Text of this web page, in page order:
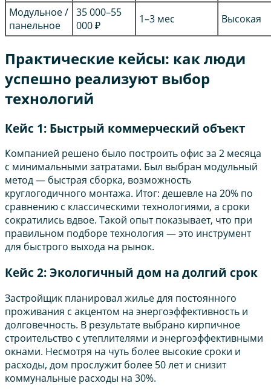
Модульное /
панельное
35 000–55
000 ₽
1–3 мес Высокая
Практические кейсы: как люди
успешно реализуют выбор
технологий
Кейс 1: Быстрый коммерческий объект
Компанией решено было построить офис за 2 месяца
с минимальными затратами. Был выбран модульный
метод — быстрая сборка, возможность
круглогодичного монтажа. Итог: дешевле на 20% по
сравнению с классическими технологиями, а сроки
сократились вдвое. Такой опыт показывает, что при
правильном подборе технология — это инструмент
для быстрого выхода на рынок.
Кейс 2: Экологичный дом на долгий срок
Застройщик планировал жилье для постоянного
проживания с акцентом на энергоэффективность и
долговечность. В результате выбрано кирпичное
строительство с утеплителями и энергоэффективными
окнами. Несмотря на чуть более высокие сроки и
расходы, дом прослужит более 50 лет и снизит
коммунальные расходы на 30%.